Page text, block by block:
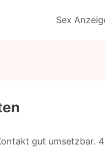
Sex
gut umsetzbar.